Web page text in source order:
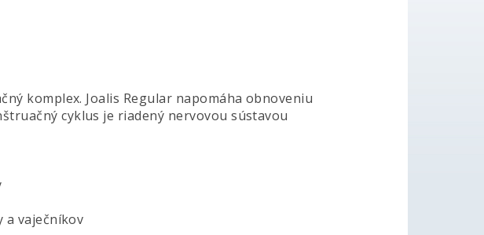
komplex. Joalis Regular napomáha obnoveniu
cyklus je riadený nervovou sústavou
a vaječníkov